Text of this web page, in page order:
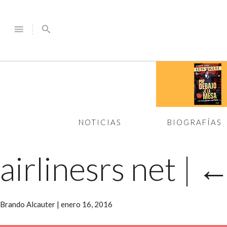
menu search
NOTICIAS BIOGRAFÍAS
airlinesrs net |
Brando Alcauter | enero 16, 2016